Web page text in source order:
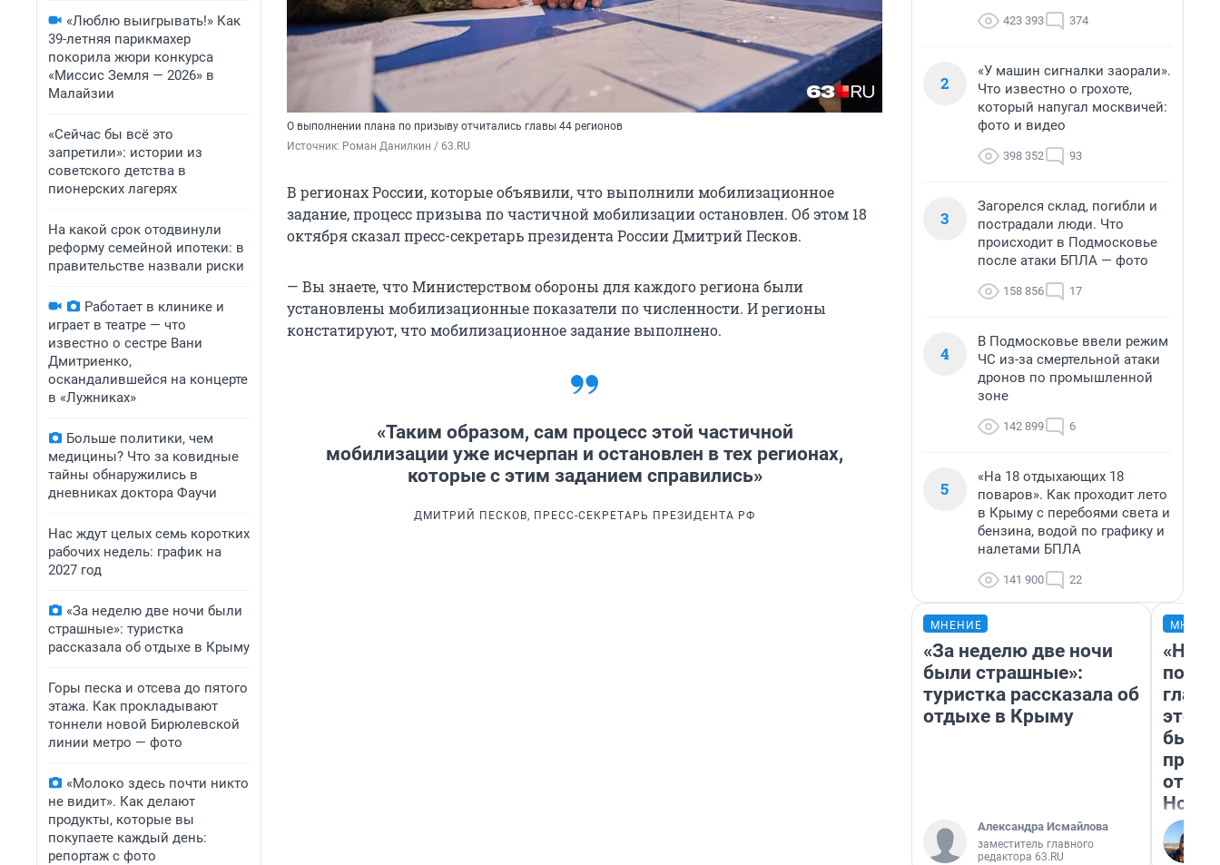
«Люблю выигрывать!» Как
39-летняя парикмахер
покорила жюри конкурса
«Миссис Земля — 2026» в
Малайзии
«Сейчас бы всё это
запретили»: истории из
советского детства в
пионерских лагерях
На какой срок отодвинули
реформу семейной ипотеки: в
правительстве назвали риски
Работает в клинике и
играет в театре — что
известно о сестре Вани
Дмитриенко,
оскандалившейся на концерте
в «Лужниках»
Больше политики, чем
медицины? Что за ковидные
тайны обнаружились в
дневниках доктора Фаучи
Нас ждут целых семь коротких
рабочих недель: график на
2027 год
«За неделю две ночи были
страшные»: туристка
рассказала об отдыхе в Крыму
Горы песка и отсева до пятого
этажа. Как прокладывают
тоннели новой Бирюлевской
линии метро — фото
«Молоко здесь почти никто
не видит». Как делают
продукты, которые вы
покупаете каждый день:
репортаж с фото
О выполнении плана по призыву отчитались главы 44 регионов
Источник: Роман Данилкин / 63.RU
В регионах России, которые объявили, что выполнили мобилизационное
задание, процесс призыва по частичной мобилизации остановлен. Об этом 18
октября сказал пресс-секретарь президента России Дмитрий Песков.
— Вы знаете, что Министерством обороны для каждого региона были
установлены мобилизационные показатели по численности. И регионы
констатируют, что мобилизационное задание выполнено.
«Таким образом, сам процесс этой частичной
мобилизации уже исчерпан и остановлен в тех регионах,
которые с этим заданием справились»
ДМИТРИЙ ПЕСКОВ, ПРЕСС-СЕКРЕТАРЬ ПРЕЗИДЕНТА РФ
423 393 374
2
«У машин сигналки заорали».
Что известно о грохоте,
который напугал москвичей:
фото и видео
398 352 93
3
Загорелся склад, погибли и
пострадали люди. Что
происходит в Подмосковье
после атаки БПЛА — фото
158 856 17
4
В Подмосковье ввели режим
ЧС из-за смертельной атаки
дронов по промышленной
зоне
142 899 6
5
«На 18 отдыхающих 18
поваров». Как проходит лето
в Крыму с перебоями света и
бензина, водой по графику и
налетами БПЛА
141 900 22
МНЕНИЕ
«За неделю две ночи
были страшные»:
туристка рассказала об
отдыхе в Крыму
Александра Исмайлова
заместитель главного
редактора 63.RU
этого
бьет